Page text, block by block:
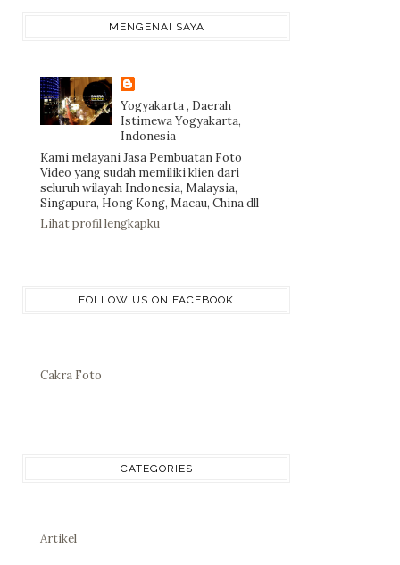
MENGENAI SAYA
Yogyakarta , Daerah
Istimewa Yogyakarta,
Indonesia
Kami melayani Jasa Pembuatan Foto
Video yang sudah memiliki klien dari
seluruh wilayah Indonesia, Malaysia,
Singapura, Hong Kong, Macau, China dll
Lihat profil lengkapku
FOLLOW US ON FACEBOOK
Cakra Foto
CATEGORIES
Artikel